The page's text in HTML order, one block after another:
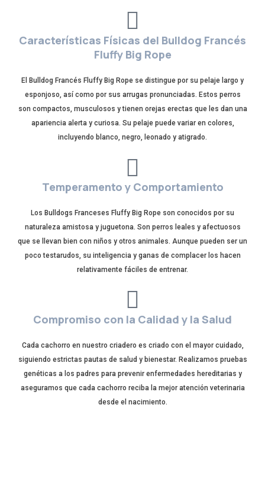
Características Físicas del Bulldog Francés
Fluffy Big Rope
El Bulldog Francés Fluffy Big Rope se distingue por su pelaje largo y
esponjoso, así como por sus arrugas pronunciadas. Estos perros
son compactos, musculosos y tienen orejas erectas que les dan una
apariencia alerta y curiosa. Su pelaje puede variar en colores,
incluyendo blanco, negro, leonado y atigrado.
Temperamento y Comportamiento
Los Bulldogs Franceses Fluffy Big Rope son conocidos por su
naturaleza amistosa y juguetona. Son perros leales y afectuosos
que se llevan bien con niños y otros animales. Aunque pueden ser un
poco testarudos, su inteligencia y ganas de complacer los hacen
relativamente fáciles de entrenar.
Compromiso con la Calidad y la Salud
Cada cachorro en nuestro criadero es criado con el mayor cuidado,
siguiendo estrictas pautas de salud y bienestar. Realizamos pruebas
genéticas a los padres para prevenir enfermedades hereditarias y
aseguramos que cada cachorro reciba la mejor atención veterinaria
desde el nacimiento.